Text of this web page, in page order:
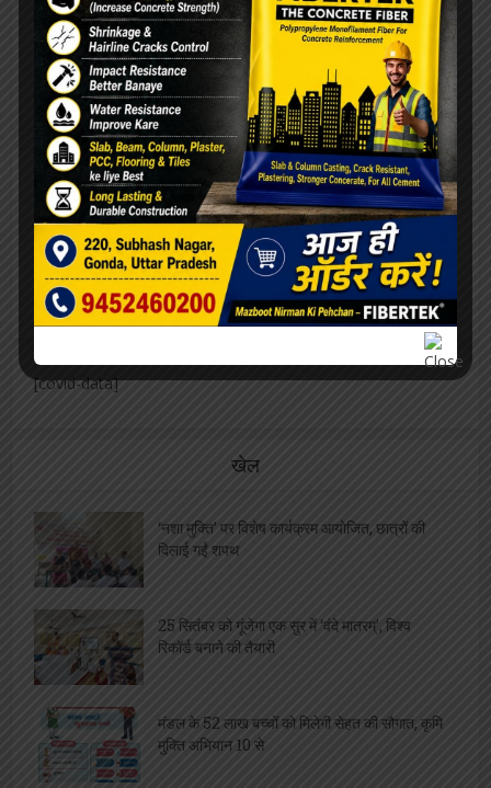
राजेंद्र सिंह (सम्पादक)
View all posts
Our Advertisement
[covid-data]
खेल
‘नशा मुक्ति’ पर विशेष कार्यक्रम आयोजित, छात्रों की
दिलाई गईं शपथ
25 सितंबर को गूंजेगा एक सुर में ‘वंदे मातरम्’, विश्व
रिकॉर्ड बनाने की तैयारी
मंडल के 52 लाख बच्चों को मिलेगी सेहत की सौगात, कृमि
मुक्ति अभियान 10 से